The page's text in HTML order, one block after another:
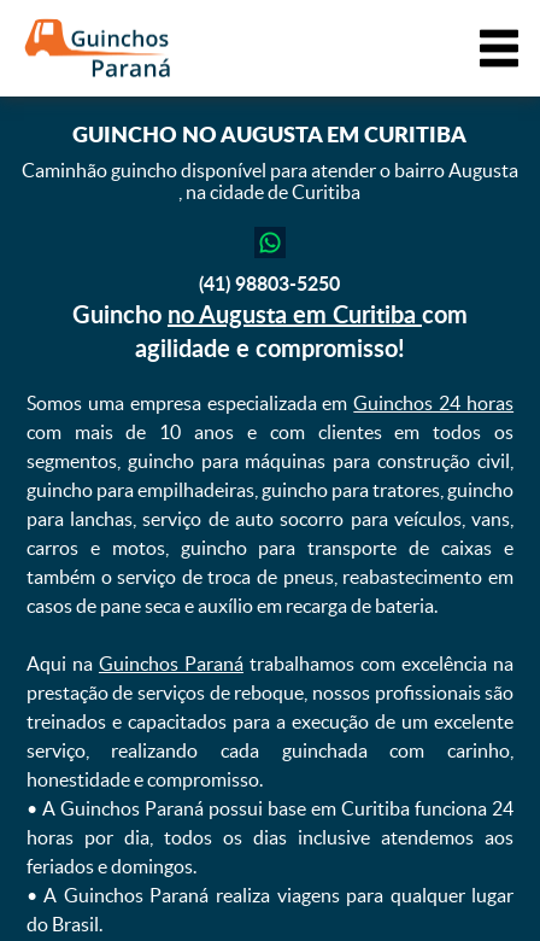
GUINCHONO AUGUSTA EM CURITIBA
Caminhão guincho disponível para atender o bairro Augusta
na cidade de Curitiba
(41) 98803-5250
Guincho no Augusta em Curitiba com
agilidade e compromisso!
Somos uma empresa especializada emGuinchos 24 horas
com mais de 10 anos e com clientes em todos os
segmentos, guincho para máquinas para construção civil,
guincho para empilhadeiras, guincho para tratores, guincho
para lanchas, serviço de auto socorro para veículos, vans,
carros e motos, guincho para transporte de caixas e
também o serviço de troca de pneus, reabastecimento em
casos de pane seca e auxílio em recarga de bateria. ㅤㅤ
Aqui na Guinchos Paranátrabalhamos com excelência na
prestação de serviços de reboque, nossos profissionais são
treinados e capacitados para a execução de um excelente
serviço, realizando cada guinchada com carinho,
honestidade e compromisso.
ㅤㅤ• A Guinchos Paraná possui base em Curitiba funciona 24
horas por dia, todos os dias inclusive atendemos aos
feriados e domingos.
ㅤㅤ• A Guinchos Paraná realiza viagens para qualquer lugar
do Brasil.